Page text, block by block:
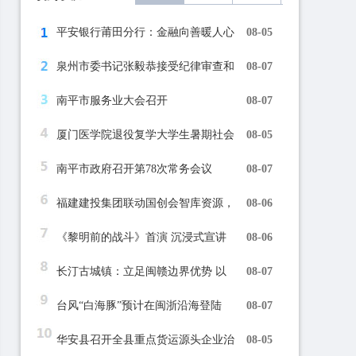
平安银行莆田分行：金融向善暖人心 08-05
泉州市委书记张毅恭接受纪律审查和 08-07
南平市服务业大会召开 08-07
厦门医学院退役复学大学生暑期社会 08-05
南平市政府召开第78次常务会议 08-07
福建建投集团联动国创会智库资源， 08-06
《黎明前的战斗》首演 沉浸式宣讲 08-06
长汀古城镇：立足闽赣边界优势 以 08-07
台风“白海豚”预计在闽浙沿海登陆 08-07
华安县召开全县重点货运源头企业治 08-05